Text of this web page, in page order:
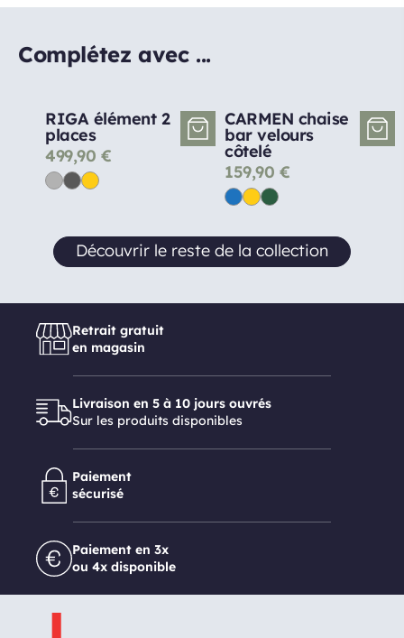
Complétez avec ...
RIGA élément 2
places
499,90 €
CARMEN chaise
bar velours
côtelé
159,90 €
Découvrir le reste de la collection
Retrait gratuit
en magasin
Livraison en 5 à 10 jours ouvrés
Sur les produits disponibles
Paiement
sécurisé
Paiement en 3x
ou 4x disponible